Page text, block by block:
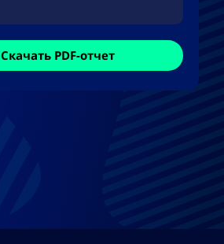
Скачать PDF-отчет